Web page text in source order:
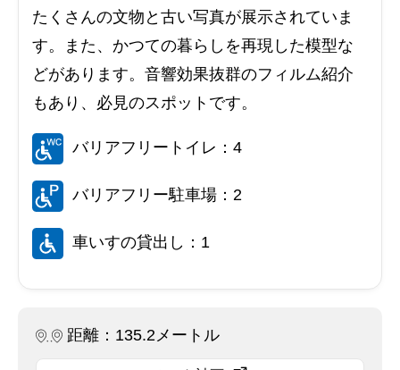
たくさんの文物と古い写真が展示されていま
す。また、かつての暮らしを再現した模型な
どがあります。音響効果抜群のフィルム紹介
もあり、必見のスポットです。
バリアフリートイレ：4
バリアフリー駐車場：2
車いすの貸出し：1
距離：135.2メートル